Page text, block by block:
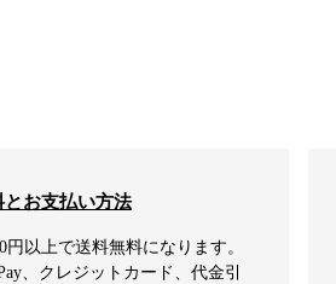
とお支払い方法
円以上で送料無料になります。
、クレジットカード、代金引